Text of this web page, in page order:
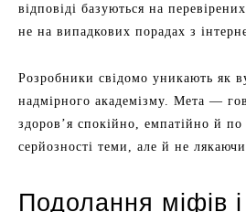
відповіді базуються на
не на випадкових порадах з
Розробники свідомо уникають як
надмірного академізму. Мета —
здоров’я спокійно, емпатійно й
серйозності теми, але й не лякаючи
Подолання міфів